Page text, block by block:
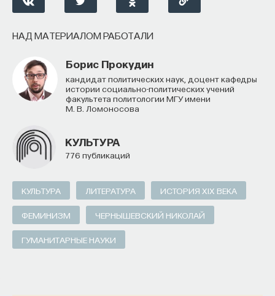
НАД МАТЕРИАЛОМ РАБОТАЛИ
Борис Прокудин
кандидат политических наук, доцент кафедры
истории социально-политических учений
факультета политологии МГУ имени
М. В. Ломоносова
КУЛЬТУРА
776 публикаций
КУЛЬТУРА ЛИТЕРАТУРА ИСТОРИЯ XIX ВЕКА
ФЕМИНИЗМ ЧЕРНЫШЕВСКИЙ НИКОЛАЙ
ГУМАНИТАРНЫЕ НАУКИ